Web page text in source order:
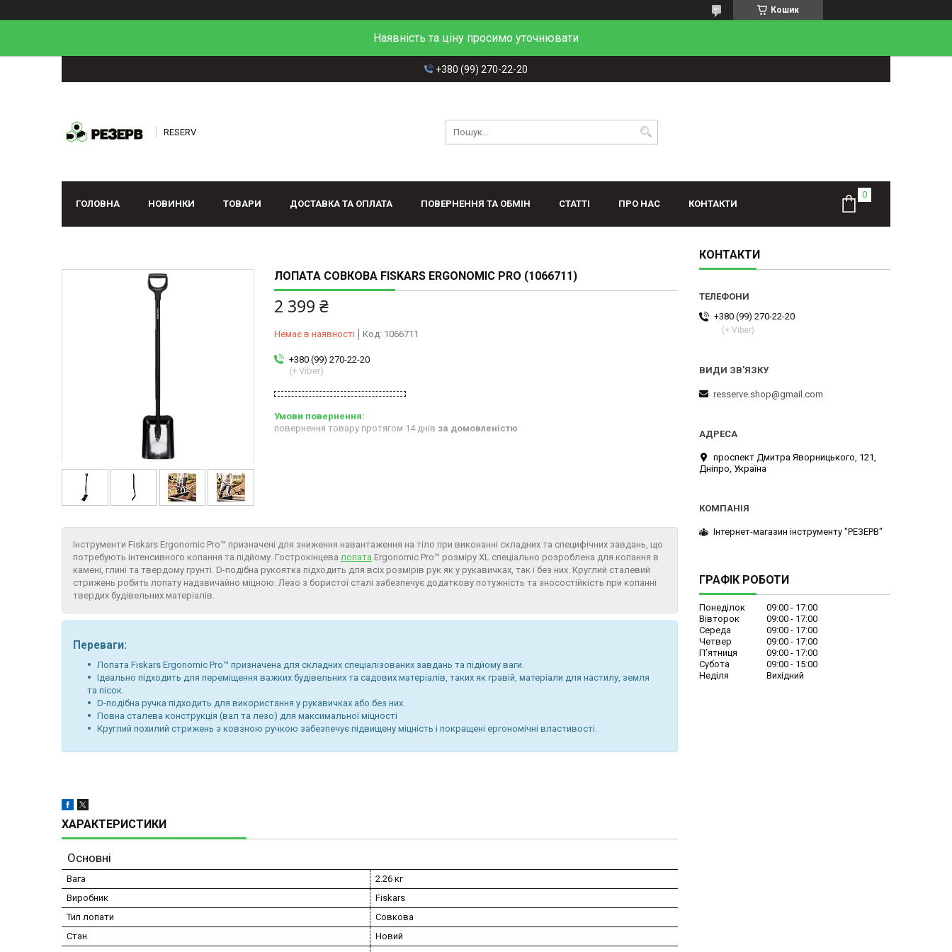
Кошик
Наявність та ціну просимо уточнювати
+380 (99) 270-22-20
RESERV
ГОЛОВНА НОВИНКИ ТОВАРИ ДОСТАВКА ТА ОПЛАТА ПОВЕРНЕННЯ ТА ОБМІН СТАТТІ ПРО НАС КОНТАКТИ
ЛОПАТА СОВКОВА FISKARS ERGONOMIC PRO (1066711)
2 399 ₴
Немає в наявності Код: 1066711
+380 (99) 270-22-20
(+ Viber)
повернення товару протягом 14 днів за домовленістю
Інструменти Fiskars Ergonomic Pro™ призначені для зниження навантаження на тіло при виконанні складних та специфічних завдань, що
потребують інтенсивного копання та підйому. Гострокінцева лопата Ergonomic Pro™ розміру XL спеціально розроблена для копання в
камені, глині та твердому грунті. D-подібна рукоятка підходить для всіх розмірів рук як у рукавичках, так і без них. Круглий сталевий
стрижень робить лопату надзвичайно міцною. Лезо з бористої сталі забезпечує додаткову потужність та зносостійкість при копанні
твердих будівельних матеріалів.
Переваги:
Лопата Fiskars Ergonomic Pro™ призначена для складних спеціалізованих завдань та підйому ваги.
Ідеально підходить для переміщення важких будівельних та садових матеріалів, таких як гравій, матеріали для настилу, земля
та пісок.
D-подібна ручка підходить для використання у рукавичках або без них.
Повна сталева конструкція (вал та лезо) для максимальної міцності
Круглий похилий стрижень з ковзною ручкою забезпечує підвищену міцність і покращені ергономічні властивості.
ХАРАКТЕРИСТИКИ
Основні
Вага
2.26 кг
Виробник
Fiskars
Тип лопати
Совкова
Стан
Новий
КОНТАКТИ
+380 (99) 270-22-20
(+ Viber)
resserve.shop@gmail.com
проспект Дмитра Яворницького, 121,
Дніпро, Україна
Інтернет-магазин інструменту "РЕЗЕРВ"
ГРАФІК РОБОТИ
Понеділок 09:00
17:00
Вівторок
09:00
17:00
Середа
09:00
17:00
Четвер
09:00
17:00
Пʼятниця
09:00
17:00
Субота
09:00
15:00
Неділя
Вихідний